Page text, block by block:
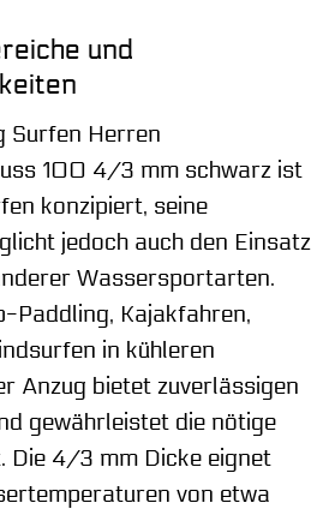
und
Surfen Herren
100 4/3 mm schwarz ist
konzipiert, seine
jedoch auch den Einsatz
Wassersportarten.
Paddling, Kajakfahren,
in kühleren
Anzug bietet zuverlässigen
gewährleistet die nötige
Die 4/3 mm Dicke eignet
von etwa